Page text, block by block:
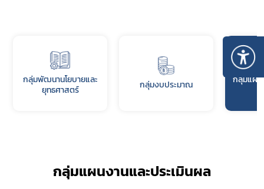
กลุ่มพัฒนานโยบายและ
ยุทธศาสตร์
กลุ่มงบประมาณ กลุ่มแผน
กลุ่มแผนงานและประเมินผล